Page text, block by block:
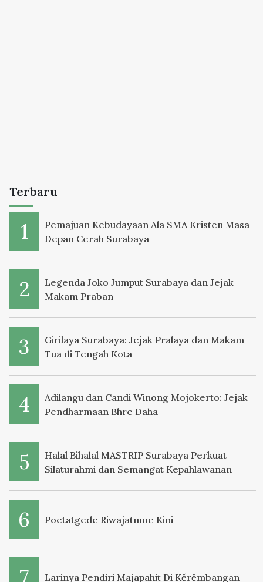
Terbaru
Pemajuan Kebudayaan Ala SMA Kristen Masa
Depan Cerah Surabaya
Legenda Joko Jumput Surabaya dan Jejak
Makam Praban
Girilaya Surabaya: Jejak Pralaya dan Makam
Tua di Tengah Kota
Adilangu dan Candi Winong Mojokerto: Jejak
Pendharmaan Bhre Daha
Halal Bihalal MASTRIP Surabaya Perkuat
Silaturahmi dan Semangat Kepahlawanan
Poetatgede Riwajatmoe Kini
Larinya Pendiri Majapahit Di Kěrěmbangan